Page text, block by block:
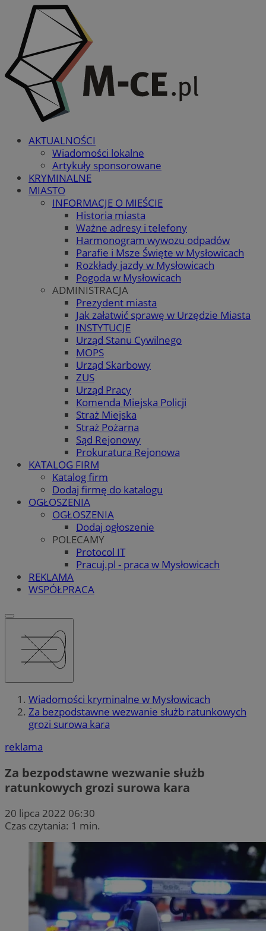
AKTUALNOŚCI
Wiadomości lokalne
Artykuły sponsorowane
KRYMINALNE
MIASTO
INFORMACJE O MIEŚCIE
Historia miasta
Ważne adresy i telefony
Harmonogram wywozu odpadów
Parafie i Msze Święte w Mysłowicach
Rozkłady jazdy w Mysłowicach
Pogoda w Mysłowicach
ADMINISTRACJA
Prezydent miasta
Jak załatwić sprawę w Urzędzie Miasta
INSTYTUCJE
Urząd Stanu Cywilnego
MOPS
Urząd Skarbowy
ZUS
Urząd Pracy
Komenda Miejska Policji
Straż Miejska
Straż Pożarna
Sąd Rejonowy
Prokuratura Rejonowa
KATALOG FIRM
Katalog firm
Dodaj firmę do katalogu
OGŁOSZENIA
OGŁOSZENIA
Dodaj ogłoszenie
POLECAMY
Protocol IT
Pracuj.pl - praca w Mysłowicach
REKLAMA
WSPÓŁPRACA
Wiadomości kryminalne w Mysłowicach
Za bezpodstawne wezwanie służb ratunkowych
grozi surowa kara
reklama
Za bezpodstawne wezwanie służb
ratunkowych grozi surowa kara
20 lipca 2022 06:30
Czas czytania: 1 min.